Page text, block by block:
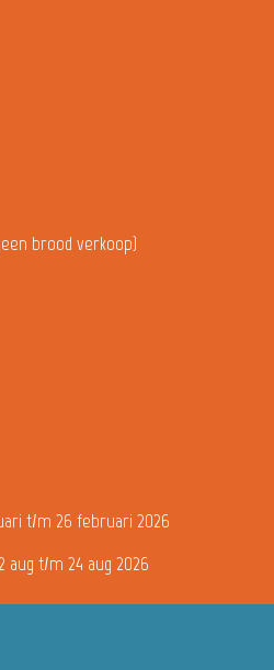
brood verkoop)
t/m 26 februari 2026
aug t/m 24 aug 2026